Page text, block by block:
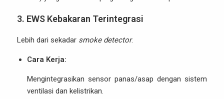
3. EWS Kebakaran Terintegrasi
Lebih dari sekadar smoke detector.
Cara Kerja:
Mengintegrasikan sensor panas/asap dengan sistem
ventilasi dan kelistrikan.